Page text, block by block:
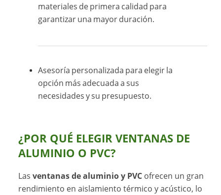
materiales de primera calidad para
garantizar una mayor duración.
Asesoría personalizada para elegir la
opción más adecuada a sus
necesidades y su presupuesto.
¿POR QUÉ ELEGIR VENTANAS DE
ALUMINIO O PVC?
Lasventanas de aluminio y PVC ofrecen un gran
rendimiento en aislamiento térmico y acústico, lo